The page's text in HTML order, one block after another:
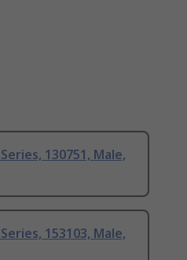
130751, Male,
153103, Male,